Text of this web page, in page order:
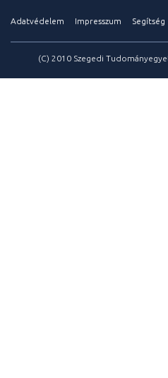
Adatvédelem Impresszum Segítség
(C) 2010 Szegedi